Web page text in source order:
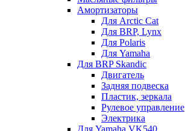
Амортизаторы
Для Arctic Cat
Для BRP, Lynx
Для Polaris
Для Yamaha
Для BRP Skandic
Двигатель
Задняя подвеска
Пластик, зеркала
Рулевое управление
Электрика
Для Yamaha VK540